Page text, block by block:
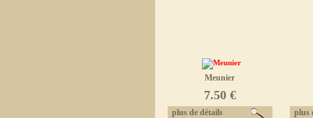
Meunier
7.50 €
plus de détails
plus